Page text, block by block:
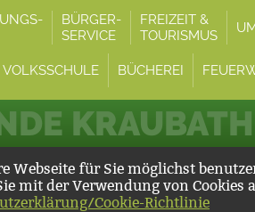
BÜRGER-
SERVICE
FREIZEIT &
TOURISMUS
VOLKSSCHULE BÜCHEREI
Webseite für Sie möglichst
mit der Verwendung von Cookies
Cookie-Richtlinie